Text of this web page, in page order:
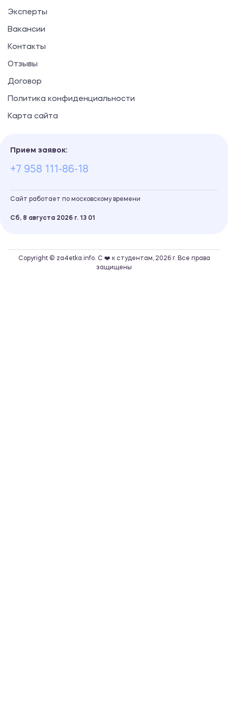
Эксперты
Вакансии
Контакты
Отзывы
Договор
Политика конфиденциальности
Карта сайта
Прием заявок:
+7 958 111-86-18
Сайт работает по московскому времени
Сб, 8 августа 2026 г. 13 01
Copyright © za4etka.info. С ❤️ к студентам, 2026 г. Все права
защищены